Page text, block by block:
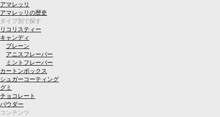
アマレッリ
アマレッリの歴史
タイプ別で探す
リコリスティー
キャンディ
プレーン
アニスフレーバー
ミントフレーバー
カートンボックス
シュガーコーティング
グミ
チョコレート
パウダー
コンテンツ